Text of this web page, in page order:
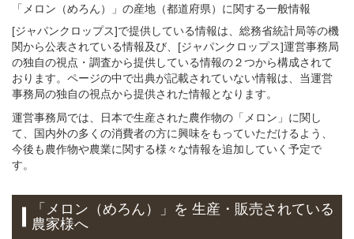
「メロン（めろん）」 の産地（都道府県）に関する一般情報
[ジャパンクロップス]で提供している情報は、総務省統計局等の機
関から公表されている情報及び、[ジャパンクロップス]運営事務局
の独自の視点・調査から提供している情報の２つから構成されて
おります。ページの中で出典が記載されていない情報は、当運営
事務局の独自の視点から提供された情報となります。
運営事務局では、日本で生産された農作物の「メロン」に関し
て、国内外の多くの消費者の方に興味をもっていただけるよう、
今後も農作物や農業に関する様々な情報を追加していく予定で
す。
「メロン（めろん）」 を 生産・販売されている
農家様へ